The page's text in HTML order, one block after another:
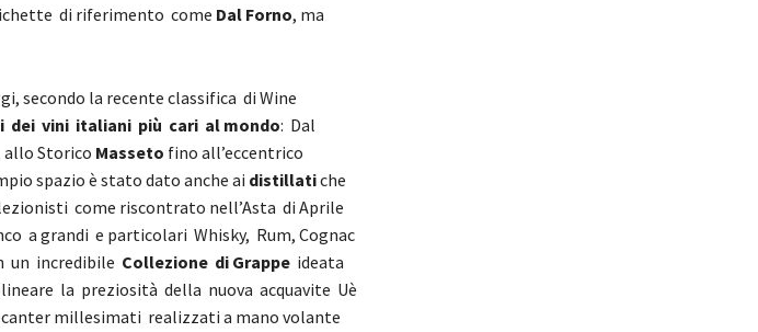
di riferimento come Dal Forno, ma
secondo la recente classifica di Wine
dei vini italiani più cari al mondo: Dal
allo Storico Masseto fino all’eccentrico
spazio è stato dato anche ai distillatiche
come riscontrato nell’Asta di Aprile
a grandi e particolari Whisky, Rum, Cognac
un incredibile Collezione di Grappeideata
la preziosità della nuova acquavite Uè
millesimati realizzati a mano volante